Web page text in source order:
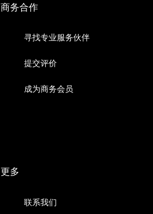
商务合作
寻找专业服务伙伴
提交评价
成为商务会员
更多
联系我们